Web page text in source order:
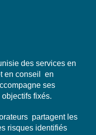
des services en
en conseil en
ses
fixés.
partagent les
risques identifiés